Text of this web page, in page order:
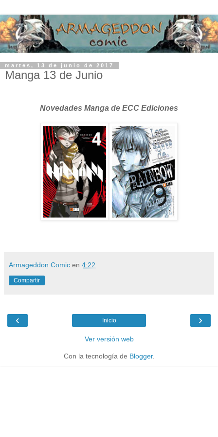
martes, 13 de junio de 2017
Manga 13 de Junio
Novedades Manga de ECC Ediciones
Armageddon Comic en 4:22
Compartir
‹ ›
Inicio
Ver versión web
Con la tecnología de Blogger.